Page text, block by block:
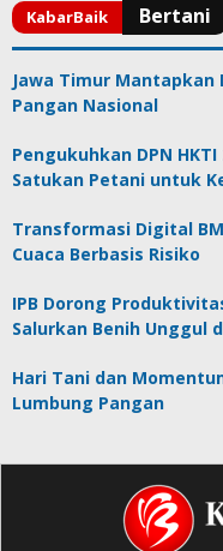
Jawa Timur Mantapkan
Pangan Nasional
Pengukuhkan DPN
Satukan Petani untuk
Transformasi Digital
Cuaca Berbasis Risiko
IPB Dorong
Salurkan Benih Unggul
Hari Tani dan
Lumbung Pangan